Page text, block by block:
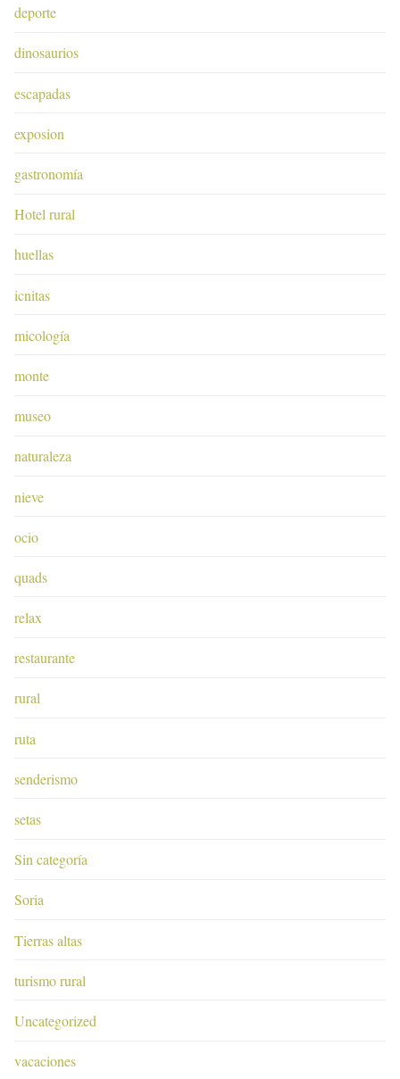
deporte
dinosaurios
escapadas
exposion
gastronomía
Hotel rural
huellas
icnitas
micología
monte
museo
naturaleza
nieve
ocio
quads
relax
restaurante
rural
ruta
senderismo
setas
Sin categoría
Soria
Tierras altas
turismo rural
Uncategorized
vacaciones